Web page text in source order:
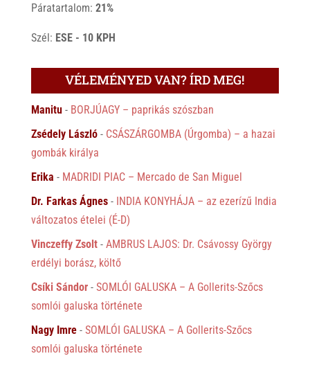
Páratartalom: 21%
Szél: ESE - 10 KPH
VÉLEMÉNYED VAN? ÍRD MEG!
Manitu- BORJÚAGY – paprikás szószban
Zsédely László- CSÁSZÁRGOMBA (Úrgomba) – a hazai
gombák királya
Erika - MADRIDI PIAC – Mercado de San Miguel
Dr. Farkas Ágnes- INDIA KONYHÁJA – az ezerízű India
változatos ételei (É-D)
Vinczeffy Zsolt- AMBRUS LAJOS: Dr. Csávossy György
erdélyi borász, költő
Csíki Sándor- SOMLÓI GALUSKA – A Gollerits-Szőcs
somlói galuska története
Nagy Imre- SOMLÓI GALUSKA – A Gollerits-Szőcs
somlói galuska története